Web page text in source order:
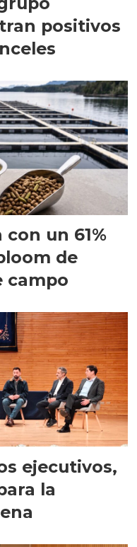
positivos
un 61%
de
campo
ejecutivos,
la